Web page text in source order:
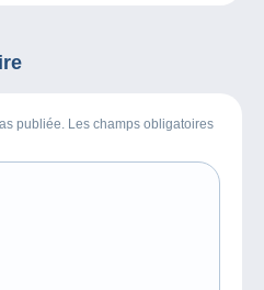
publiée. Les champs obligatoires